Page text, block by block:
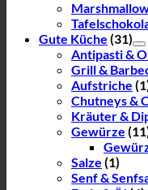
Gute Küche (31)
Antipasti &
Grill &
Aufstriche
Chutneys &
Kräuter &
Gewürze
Salze (1)
Senf &